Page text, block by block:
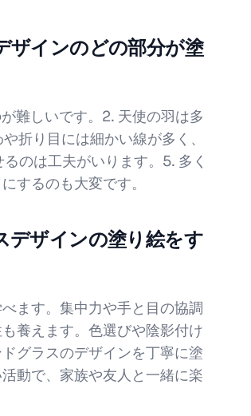
ザインのどの部分が塗
難しいです。2. 天使の羽は多
折り目には細かい線が多く、
のは工夫がいります。5. 多く
するのも大変です。
デザインの塗り絵をす
ます。集中力や手と目の協調
養えます。色選びや陰影付け
グラスのデザインを丁寧に塗
動で、家族や友人と一緒に楽